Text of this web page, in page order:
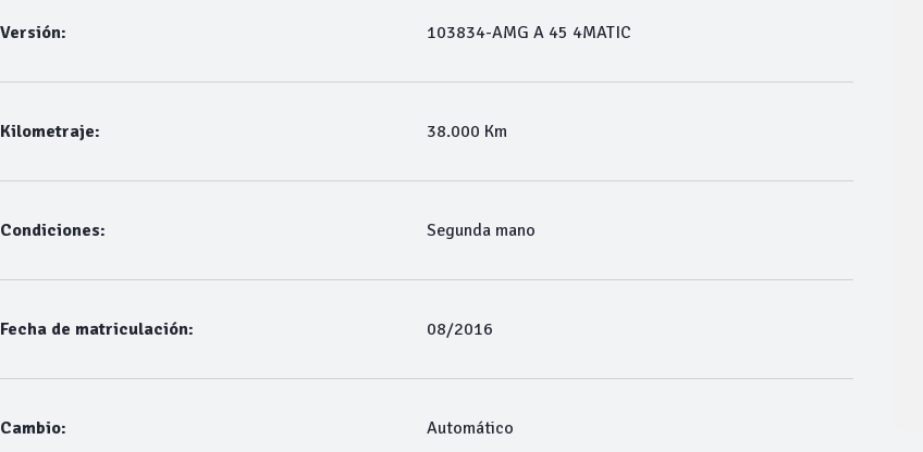
Versión: 103834-AMG A 45 4MATIC
Kilometraje: 38.000 Km
Condiciones: Segunda mano
Fecha de matriculación: 08/2016
Cambio: Automático